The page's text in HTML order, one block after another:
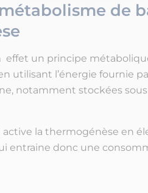
de
effet un principe
utilisant l’énergie fournie
notamment stockées
active la thermogénèse en
entraine donc une